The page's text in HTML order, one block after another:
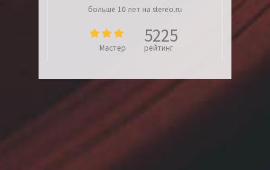
больше 10 лет на stereo.ru
Мастер
5225
рейтинг